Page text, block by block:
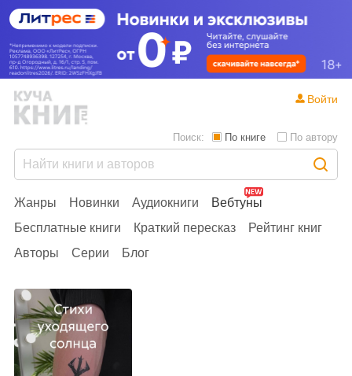
Жанры Новинки Аудиокниги
Вебтуны
Бесплатные книги
Краткий пересказ
Рейтинг книг
Авторы
Серии Блог
Поиск: По книге По автору
Войти